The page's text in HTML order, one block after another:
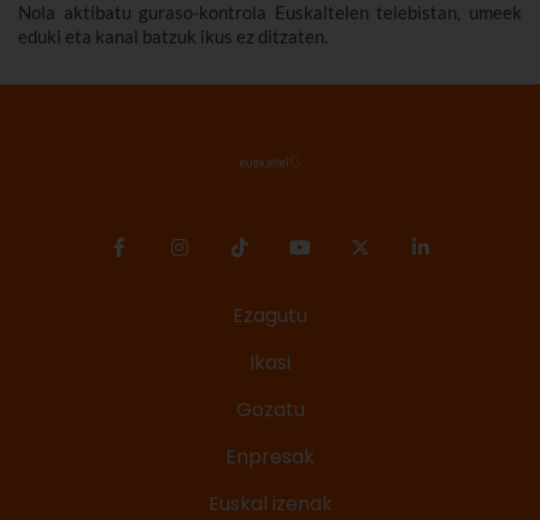
Nola aktibatu guraso-kontrola Euskaltelen telebistan, umeek
eduki eta kanal batzuk ikus ez ditzaten.
Ezagutu
Ikasi
Gozatu
Enpresak
Euskal izenak